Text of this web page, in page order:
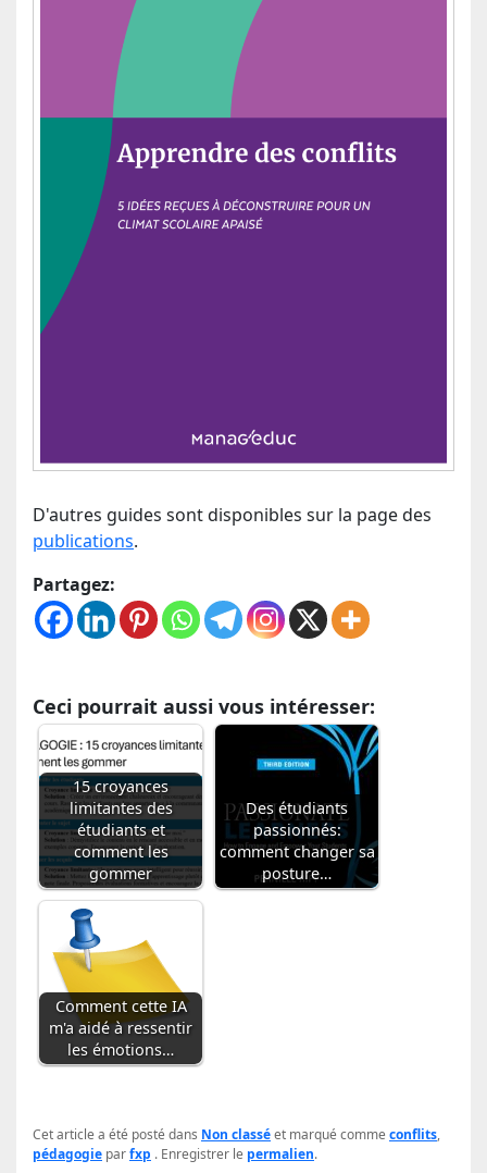
D'autres guides sont disponibles sur la page des
publications.
Partagez:
Ceci pourrait aussi vous intéresser:
15 croyances
limitantes des
étudiants et
comment les
gommer
Des étudiants
passionnés:
comment changer sa
posture…
Comment cette IA
m'a aidé à ressentir
les émotions…
Cet article a été posté dans Non classéet marqué comme conflits,
pédagogie parfxp . Enregistrer le permalien.